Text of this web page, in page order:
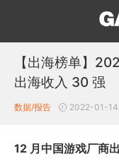
【出海榜单】
出海收入 30 强
数据/报告 2022-01-14
12 月中国游戏厂商